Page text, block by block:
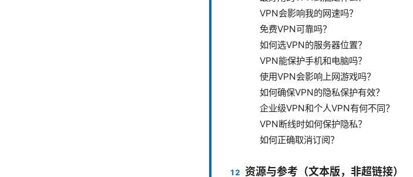
VPN会影响我的网速吗？
免费VPN可靠吗？
如何选VPN的服务器位置？
VPN能保护手机和电脑吗？
使用VPN会影响上网游戏吗？
如何确保VPN的隐私保护有效？
企业级VPN和个人VPN有何不同？
VPN断线时如何保护隐私？
如何正确取消订阅？
资源与参考（文本版，非超链接）